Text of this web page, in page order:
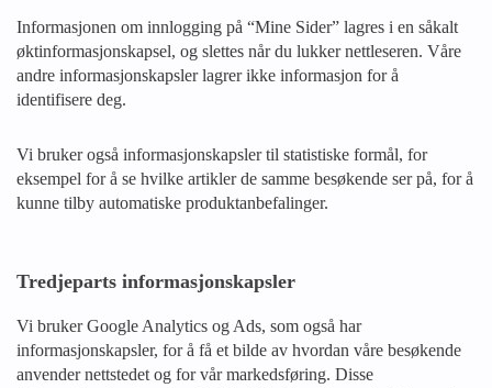
Informasjonen om innlogging på “Mine Sider” lagres i en såkalt
øktinformasjonskapsel, og slettes når du lukker nettleseren. Våre
andre informasjonskapsler lagrer ikke informasjon for å
identifisere deg.
Vi bruker også informasjonskapsler til statistiske formål, for
eksempel for å se hvilke artikler de samme besøkende ser på, for å
kunne tilby automatiske produktanbefalinger.
Tredjeparts informasjonskapsler
Vi bruker Google Analytics og Ads, som også har
informasjonskapsler, for å få et bilde av hvordan våre besøkende
anvender nettstedet og for vår markedsføring. Disse